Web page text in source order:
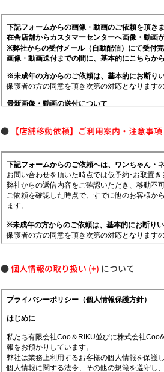
● 【店舗移動依頼】ご利用案内・注意事項
●個人情報の取り扱い について